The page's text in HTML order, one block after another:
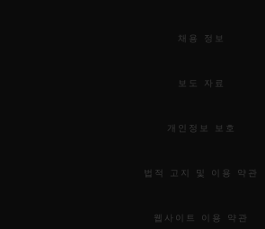
채용 정보
보도 자료
개인정보 보호
법적 고지 및 이용 약관
웹사이트 이용 약관